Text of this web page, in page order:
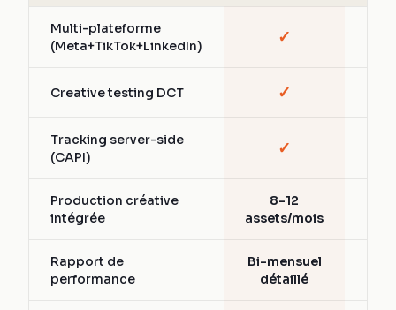
Multi-plateforme
(Meta+TikTok+LinkedIn)
✓
Creative testing DCT ✓
Tracking server-side
(CAPI)
✓
Production créative
intégrée
8-12
assets/mois
Rapport de
performance
Bi-mensuel
détaillé